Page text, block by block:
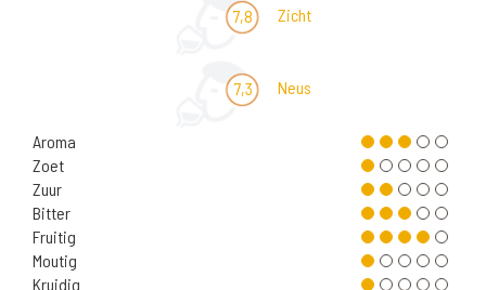
7,8 Zicht
7,3 Neus
Aroma
Zoet
Zuur
Bitter
Fruitig
Moutig
Kruidig